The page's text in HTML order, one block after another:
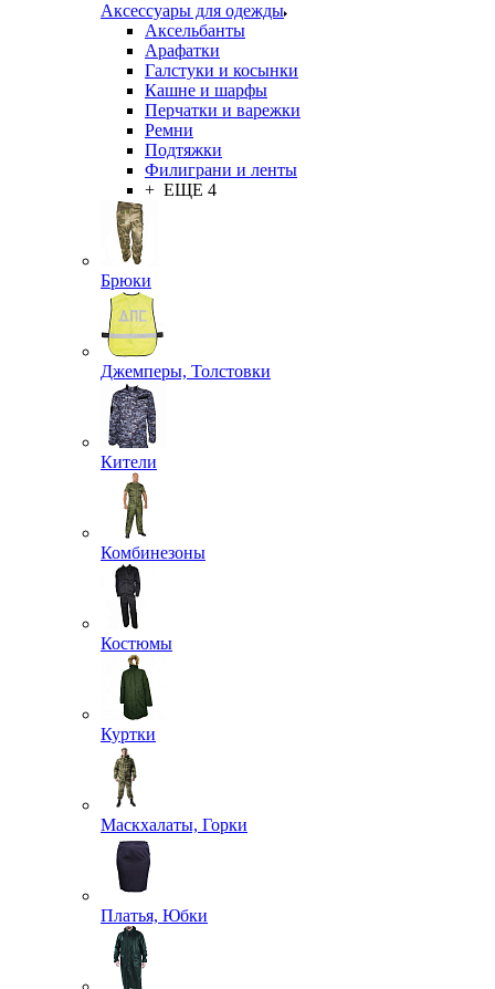
Аксессуары для одежды
Аксельбанты
Арафатки
Галстуки и косынки
Кашне и шарфы
Перчатки и варежки
Ремни
Подтяжки
Филиграни и ленты
+ ЕЩЕ 4
Брюки
Джемперы, Толстовки
Кители
Комбинезоны
Костюмы
Куртки
Маскхалаты, Горки
Платья, Юбки